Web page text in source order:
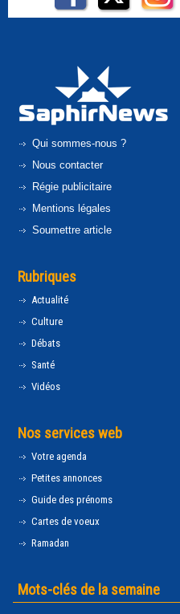
Qui sommes-nous ?
Nous contacter
Régie publicitaire
Mentions légales
Soumettre article
Rubriques
Actualité
Culture
Débats
Santé
Vidéos
Nos services web
Votre agenda
Petites annonces
Guide des prénoms
Cartes de voeux
Ramadan
Mots-clés de la semaine